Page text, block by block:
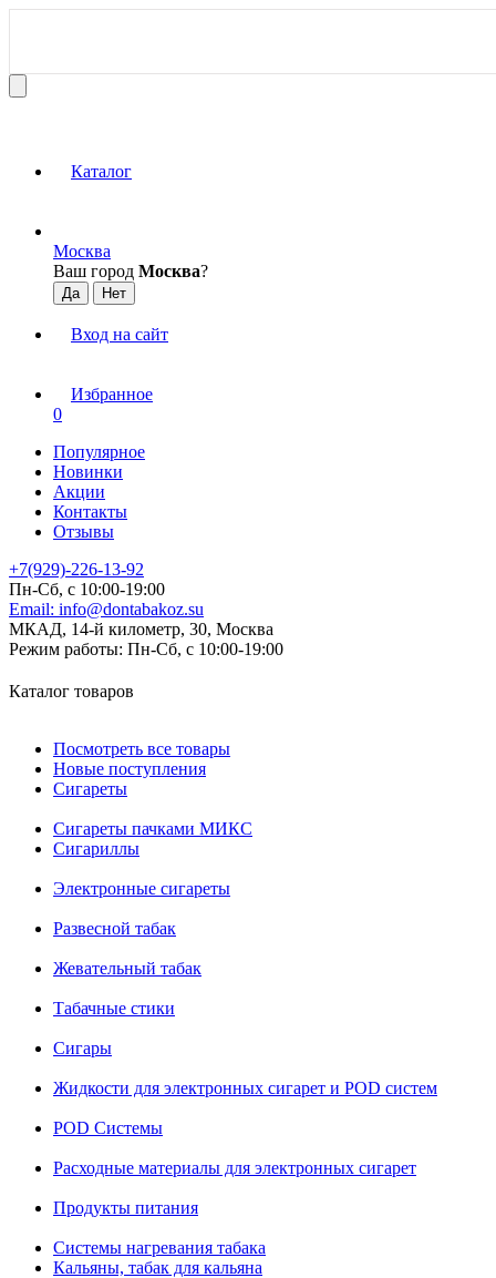
Каталог
Москва
Ваш город Москва?
Вход на сайт
Избранное
0
Популярное
Новинки
Акции
Контакты
Отзывы
+7(929)-226-13-92
Пн-Сб, с 10:00-19:00
Email: info@dontabakoz.su
МКАД, 14-й километр, 30, Москва
Режим работы: Пн-Сб, с 10:00-19:00
Каталог товаров
Посмотреть все товары
Новые поступления
Сигареты
Сигареты пачками МИКС
Сигариллы
Электронные сигареты
Развесной табак
Жевательный табак
Табачные стики
Сигары
Жидкости для электронных сигарет и POD систем
POD Системы
Расходные материалы для электронных сигарет
Продукты питания
Системы нагревания табака
Кальяны, табак для кальяна